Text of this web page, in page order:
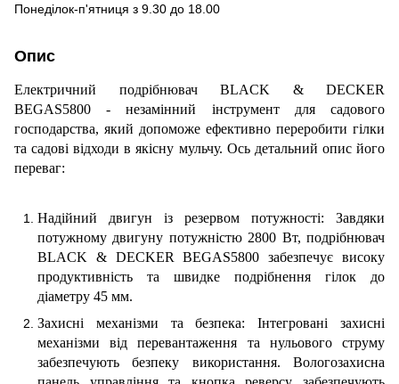
Понеділок-п'ятниця з 9.30 до 18.00
Опис
Електричний подрібнювач BLACK & DECKER
BEGAS5800 - незамінний інструмент для садового
господарства, який допоможе ефективно переробити гілки
та садові відходи в якісну мульчу. Ось детальний опис його
переваг:
Надійний двигун із резервом потужності: Завдяки
потужному двигуну потужністю 2800 Вт, подрібнювач
BLACK & DECKER BEGAS5800 забезпечує високу
продуктивність та швидке подрібнення гілок до
діаметру 45 мм.
Захисні механізми та безпека: Інтегровані захисні
механізми від перевантаження та нульового струму
забезпечують безпеку використання. Вологозахисна